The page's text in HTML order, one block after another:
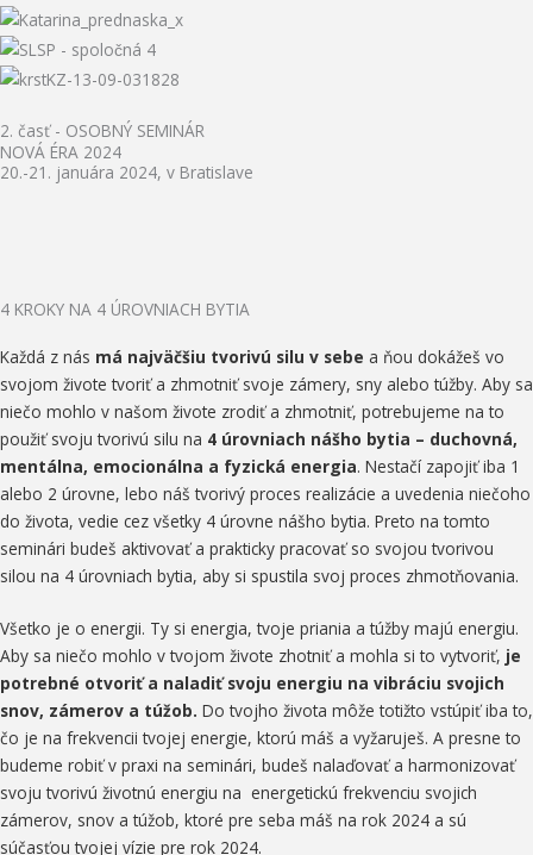
2. časť - OSOBNÝ SEMINÁR
NOVÁ ÉRA 2024​
20.-21. januára 2024, v Bratislave
4 KROKY NA 4 ÚROVNIACH BYTIA
Každá z nás má najväčšiu tvorivú silu v sebe a ňou dokážeš vo
svojom živote tvoriť a zhmotniť svoje zámery, sny alebo túžby. Aby sa
niečo mohlo v našom živote zrodiť a zhmotniť, potrebujeme na to
použiť svoju tvorivú silu na 4 úrovniach nášho bytia – duchovná,
mentálna, emocionálna a fyzická energia. Nestačí zapojiť iba 1
alebo 2 úrovne, lebo náš tvorivý proces realizácie a uvedenia niečoho
do života, vedie cez všetky 4 úrovne nášho bytia. Preto na tomto
seminári budeš aktivovať a prakticky pracovať so svojou tvorivou
silou na 4 úrovniach bytia, aby si spustila svoj proces zhmotňovania.
Všetko je o energii. Ty si energia, tvoje priania a túžby majú energiu.
Aby sa niečo mohlo v tvojom živote zhotniť a mohla si to vytvoriť, je
potrebné otvoriť a naladiť svoju energiu na vibráciu svojich
snov, zámerov a túžob. Do tvojho života môže totižto vstúpiť iba to,
čo je na frekvencii tvojej energie, ktorú máš a vyžaruješ. A presne to
budeme robiť v praxi na seminári, budeš nalaďovať a harmonizovať
svoju tvorivú životnú energiu na energetickú frekvenciu svojich
zámerov, snov a túžob, ktoré pre seba máš na rok 2024 a sú
súčasťou tvojej vízie pre rok 2024.